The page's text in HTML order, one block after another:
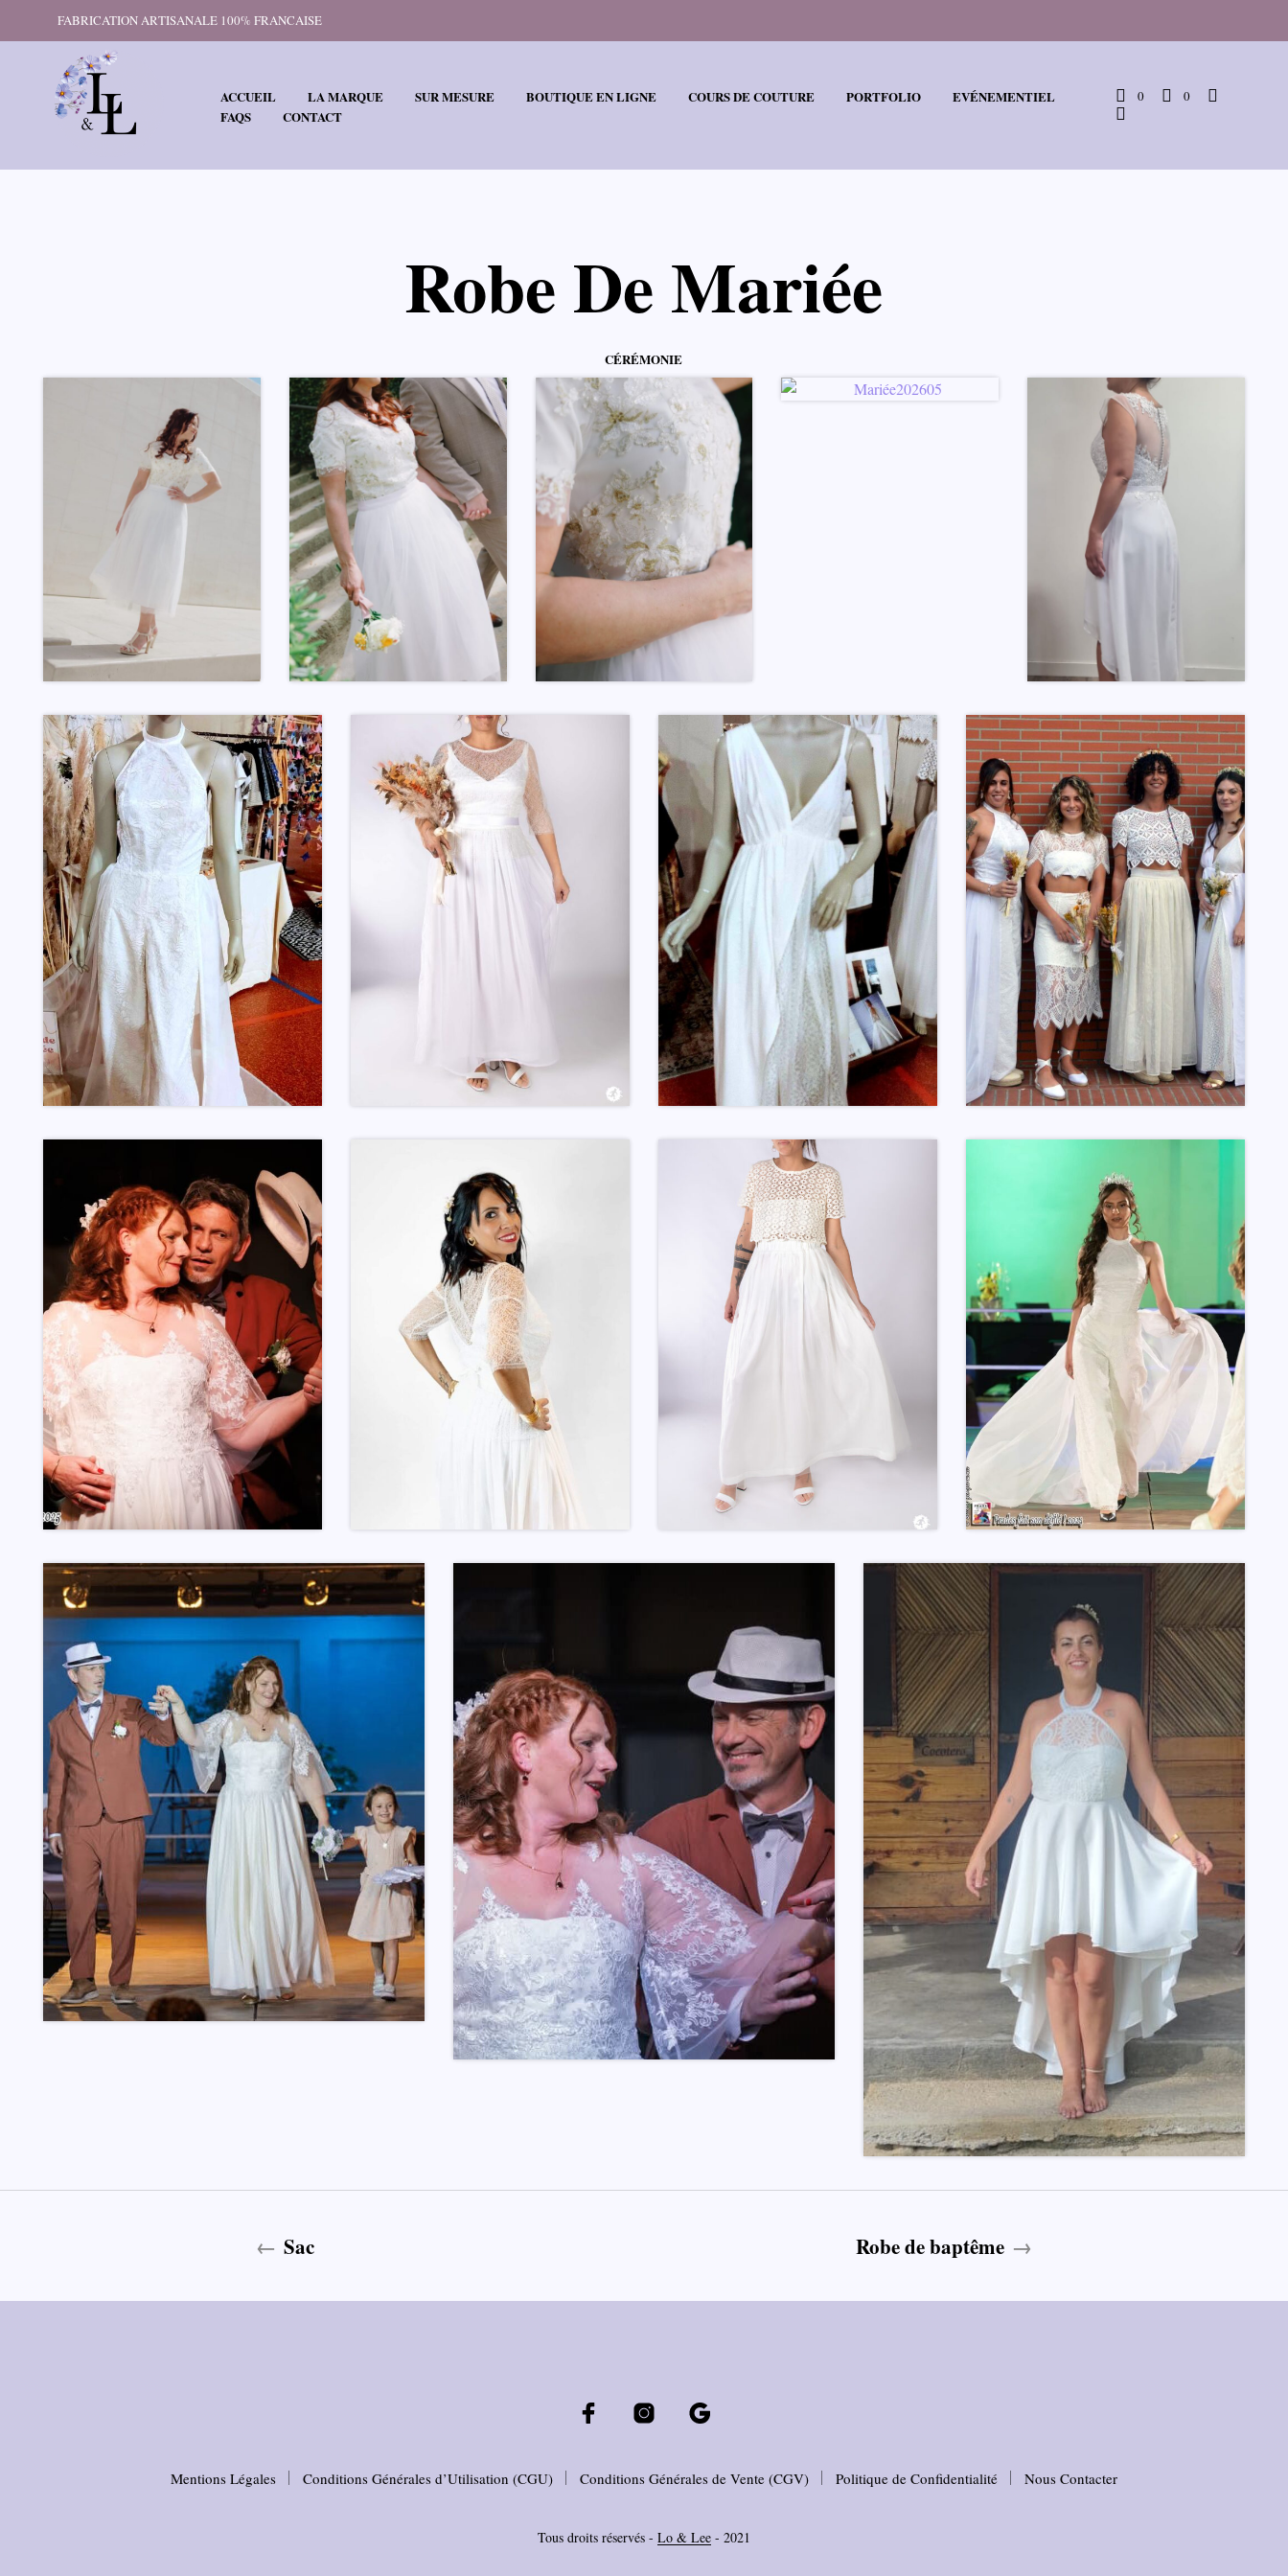
FABRICATION ARTISANALE 100% FRANCAISE
ACCUEIL LA MARQUE SUR MESURE BOUTIQUE EN LIGNE COURS DE COUTURE PORTFOLIO
EVÉNEMENTIEL
FAQS
CONTACT
0 0
Robe De Mariée
CÉRÉMONIE
Sac Robe de baptême
Mentions Légales Conditions Générales d’Utilisation (CGU) Conditions Générales de Vente (CGV) Politique de Confidentialité Nous Contacter
Tous droits réservés - Lo & Lee - 2021